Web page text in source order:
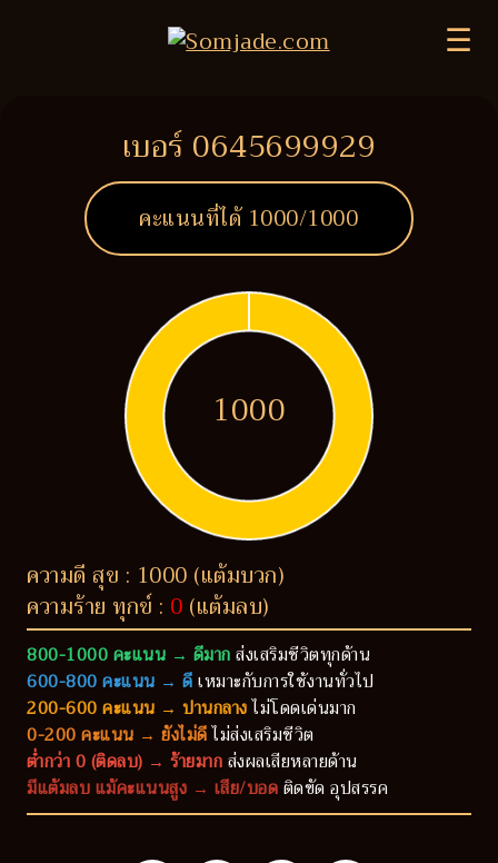
☰
เบอร์ 0645699929
คะแนนที่ได้ 1000/1000
1000
ความดี สุข : 1000 (แต้มบวก)
ความร้าย ทุกข์ : 0 (แต้มลบ)
800-1000 คะแนน → ดีมากส่งเสริมชีวิตทุกด้าน
600-800 คะแนน → ดีเหมาะกับการใช้งานทั่วไป
200-600 คะแนน → ปานกลางไม่โดดเด่นมาก
0-200 คะแนน → ยังไม่ดีไม่ส่งเสริมชีวิต
ต่ำกว่า 0 (ติดลบ) → ร้ายมากส่งผลเสียหลายด้าน
มีแต้มลบ แม้คะแนนสูง → เสีย/บอดติดขัด อุปสรรค